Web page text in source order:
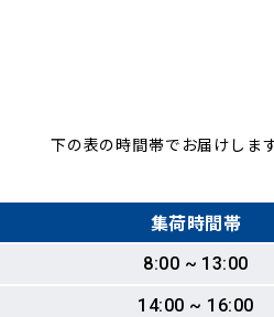
下の表の時間帯でお届けしま
集荷時間帯
8:00 ~ 13:00
14:00 ~ 16:00